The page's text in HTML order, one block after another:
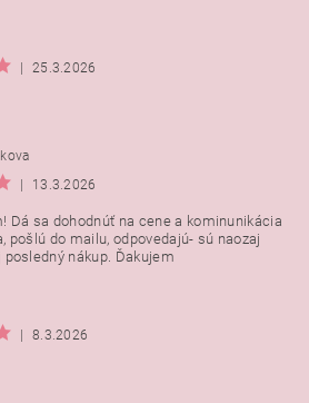
25.3.2026
13.3.2026
Dá sa dohodnúť na cene a kominunikácia
pošlú do mailu, odpovedajú- sú naozaj
nákup. Ďakujem
8.3.2026